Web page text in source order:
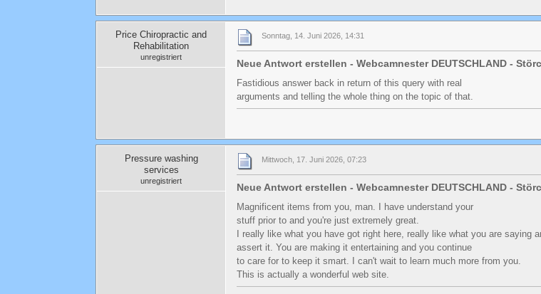
Price Chiropractic and
Rehabilitation
unregistriert
Sonntag, 14. Juni 2026, 14:31
Neue Antwort erstellen - Webcamnester DEUTSCHLAND -
Fastidious answer back in return of this query with real
arguments and telling the whole thing on the topic of that.
Pressure washing
services
unregistriert
Mittwoch, 17. Juni 2026, 07:23
Neue Antwort erstellen - Webcamnester DEUTSCHLAND -
Magnificent items from you, man. I have understand your
stuff prior to and you're just extremely great.
I really like what you have got right here, really like what you are saying
assert it. You are making it entertaining and you continue
to care for to keep it smart. I can't wait to learn much more from you.
This is actually a wonderful web site.